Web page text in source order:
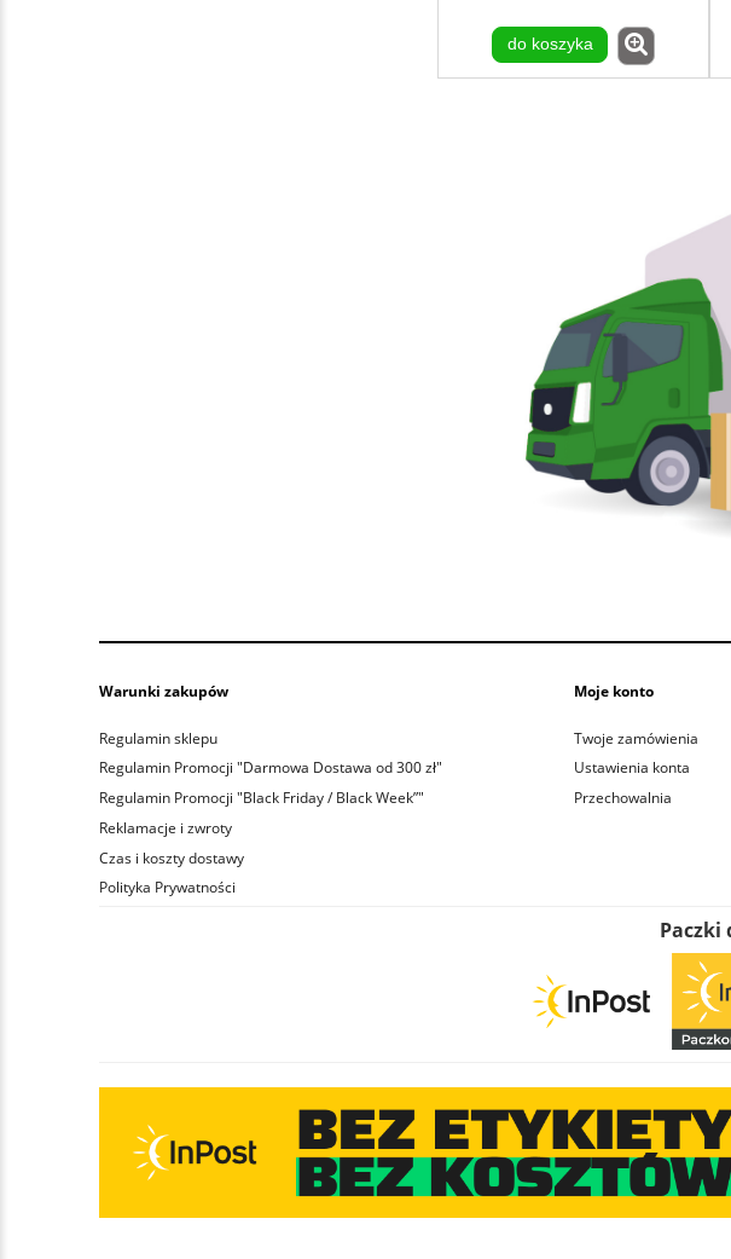
do koszyka
Warunki zakupów
Regulamin sklepu
Regulamin Promocji "Darmowa Dostawa od 300 zł"
Regulamin Promocji "Black Friday / Black Week”"
Reklamacje i zwroty
Czas i koszty dostawy
Polityka Prywatności
Moje konto
Twoje zamówienia
Ustawienia konta
Przechowalnia
Paczki